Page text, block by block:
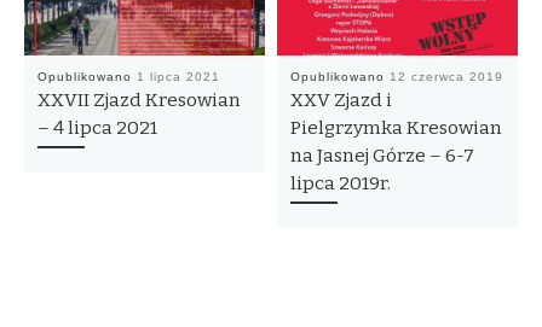
Opublikowano 1 lipca 2021
XXVII Zjazd Kresowian
– 4 lipca 2021
Opublikowano 12 czerwca 2019
XXV Zjazd i
Pielgrzymka Kresowian
na Jasnej Górze – 6-7
lipca 2019r.